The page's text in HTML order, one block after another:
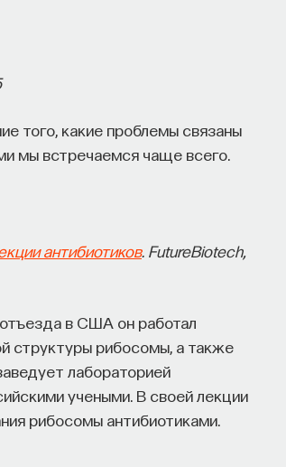
того, какие проблемы связаны
мы встречаемся чаще всего.
антибиотиков. FutureBiotech,
в США он работал
структуры рибосомы, а также
лабораторией
учеными. В своей лекции
рибосомы антибиотиками.